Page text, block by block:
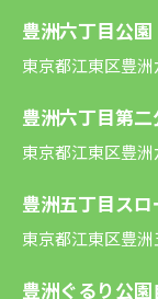
豊洲六丁目公園
東京都江東区豊
豊洲六丁目第二
東京都江東区豊
豊洲五丁目ス
東京都江東区豊
豊洲ぐるり公